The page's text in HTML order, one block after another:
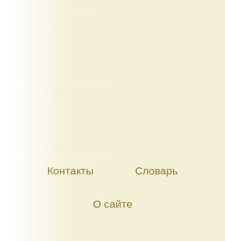
Контакты Словарь
О сайте